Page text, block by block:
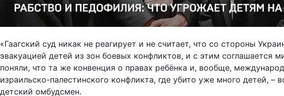
«Гаагский суд никак не реагирует и не считает, что со стороны
эвакуацией детей из зон боевых конфликтов, и с этим
поняли, что та же конвенция о правах ребёнка и, вообще,
израильско-палестинского конфликта, где убито уже много детей,
детский омбудсмен.